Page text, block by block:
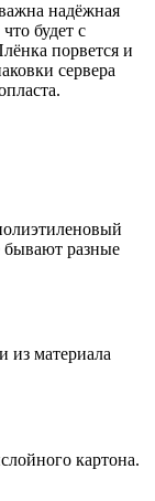
надёжная
будет с
порвется и
сервера
бывают разные
из материала
картона.